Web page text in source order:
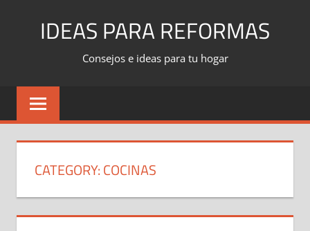
IDEAS PARA REFORMAS
Consejos e ideas para tu hogar
CATEGORY:COCINAS